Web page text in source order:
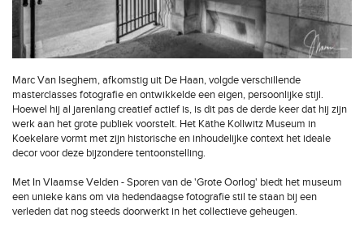
Marc Van Iseghem, afkomstig uit De Haan, volgde verschillende
masterclasses fotografie en ontwikkelde een eigen, persoonlijke stijl.
Hoewel hij al jarenlang creatief actief is, is dit pas de derde keer dat hij zijn
werk aan het grote publiek voorstelt. Het Käthe Kollwitz Museum in
Koekelare vormt met zijn historische en inhoudelijke context het ideale
decor voor deze bijzondere tentoonstelling.
Met In Vlaamse Velden - Sporen van de 'Grote Oorlog' biedt het museum
een unieke kans om via hedendaagse fotografie stil te staan bij een
verleden dat nog steeds doorwerkt in het collectieve geheugen.